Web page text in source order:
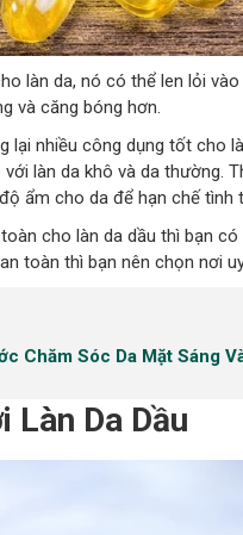
làn da, nó có thể len lỏi
và căng bóng hơn.
nhiều công dụng tốt cho
làn da khô và da thường.
ẩm cho da để hạn chế
cho làn da dầu thì bạn
toàn thì bạn nên chọn nơi
Chăm Sóc Da Mặt Sáng
Làn Da Dầu